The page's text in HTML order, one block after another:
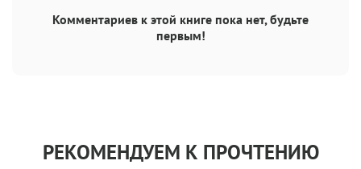
Комментариев к этой книге пока нет, будьте
первым!
РЕКОМЕНДУЕМ К ПРОЧТЕНИЮ